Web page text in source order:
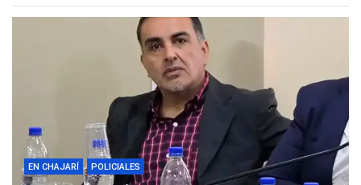
EN CHAJARÍ POLICIALES